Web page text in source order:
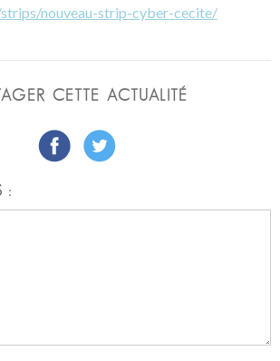
nouveau-strip-cyber-cecite/
CETTE ACTUALITÉ
: